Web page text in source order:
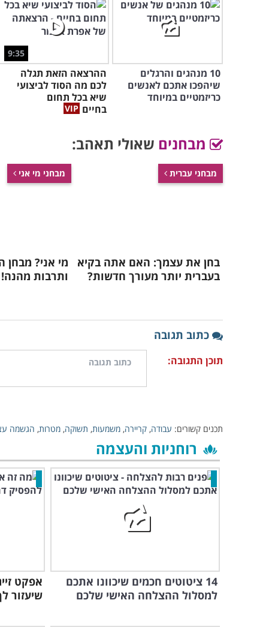
10 מנהגים והרגלים
שיהפכו אתכם לאנשים
כריזמטיים במיוחד
9:35
ההרצאה הזאת תגלה
לכם מה הסוד לביצועי
שיא בכל תחום
בחיים
מבחנים שאולי תאהב:
מבחני עברית
בחן את עצמך: האם אתה בקיא
בעברית יותר מעורך חדשות?
מבחני מי אני
מי אני? מבחן
ותרבות מהנה!
כתוב תגובה
תוכן התגובה:
תכנים קשורים: עבודה, קריירה, משמעות, תשוקה, מטרות, הגשמה
רוחניות והעצמה
14 ציטוטים חכמים שיכוונו אתכם
למסלול ההצלחה האישי שלכם
אפקט
שיעזור